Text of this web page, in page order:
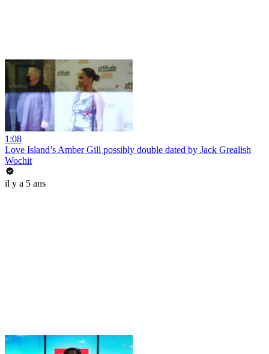
1:08
Love Island’s Amber Gill possibly double dated by Jack Grealish
Wochit
il y a 5 ans